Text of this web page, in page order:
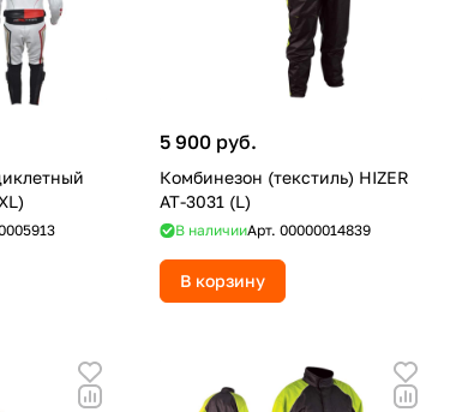
5 900 руб.
Комбинезон (текстиль) HIZER
AT-3031 (L)
В наличииАрт. 00000014839
В корзину